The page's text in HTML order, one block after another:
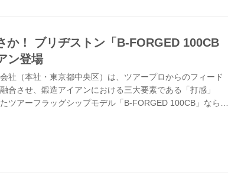
か！ ブリヂストン「B-FORGED 100CB
ン登場
社（本社・東京都中央区）は、ツアープロからのフィード
合させ、鍛造アイアンにおける三大要素である「打感」
ツアーフラッグシップモデル「B-FORGED 100CB」ならび
イアンを、2026年9月4日より発売すると発表した。